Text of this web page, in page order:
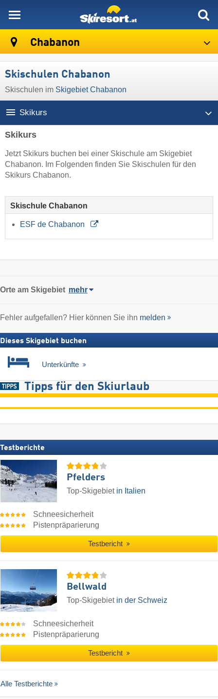
Chabanon
Skischulen Chabanon
Skischulen im Skigebiet Chabanon
Skikurs
Skikurs
Jetzt Skikurs buchen bei einer Skischule am Skigebiet
Chabanon. Im Folgenden finden Sie Skischulen für den
Skikurs Chabanon.
Skischule Chabanon
ESF de Chabanon
Orte am Skigebiet mehr
Fehler aufgefallen? Hier können Sie ihn melden
Dieses Skigebiet buchen
Unterkünfte
Tipps für den Skiurlaub
Testberichte
Pfelders
Top-Skigebiet in Italien
Schneesicherheit
Pistenpräparierung
Testbericht
Bellwald
Top-Skigebiet in der Schweiz
Schneesicherheit
Pistenpräparierung
Testbericht
Alle Testberichte